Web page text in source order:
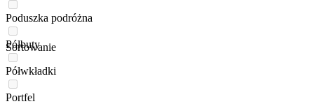
Poduszka podróżna
Półbuty
Półwkładki
Portfel
Sortowanie